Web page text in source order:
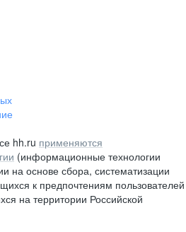
hh.ru применяются
(информационные технологии
на основе сбора, систематизации
к предпочтениям пользователей
на территории Российской